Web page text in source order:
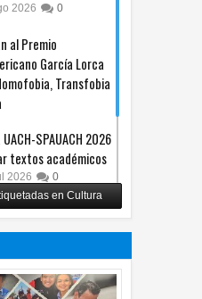
2026 0
al Premio
García Lorca
Transfobia
SPAUACH 2026
textos académicos
2026 0
pictórico del
Juan Blanco
en Cultura